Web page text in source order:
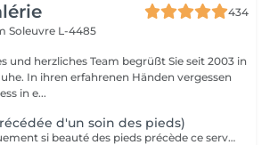
434
Soleuvre L-4485
und herzliches Team begrüßt Sie seit 2003 in
In ihren erfahrenen Händen vergessen
in e...
d'un soin des pieds)
pose vernis uniquement si beauté des pieds précède ce service!!